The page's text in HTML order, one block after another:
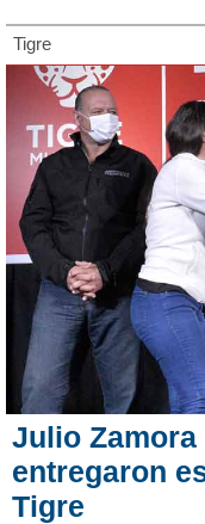
Tigre
Julio
entregaron
Tigre